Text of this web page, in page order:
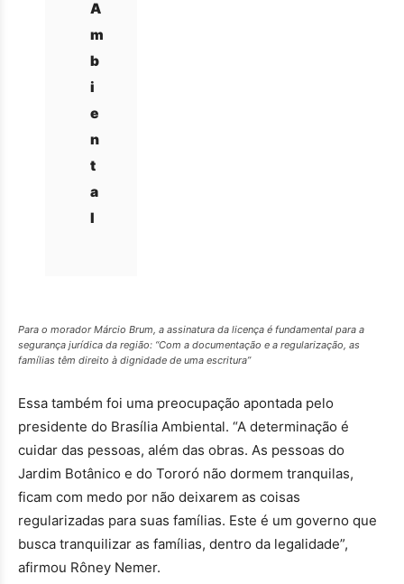
A
m
b
i
e
n
t
a
l
Para o morador Márcio Brum, a assinatura da licença é fundamental para a
segurança jurídica da região: “Com a documentação e a regularização, as
famílias têm direito à dignidade de uma escritura”
Essa também foi uma preocupação apontada pelo
presidente do Brasília Ambiental. “A determinação é
cuidar das pessoas, além das obras. As pessoas do
Jardim Botânico e do Tororó não dormem tranquilas,
ficam com medo por não deixarem as coisas
regularizadas para suas famílias. Este é um governo que
busca tranquilizar as famílias, dentro da legalidade”,
afirmou Rôney Nemer.